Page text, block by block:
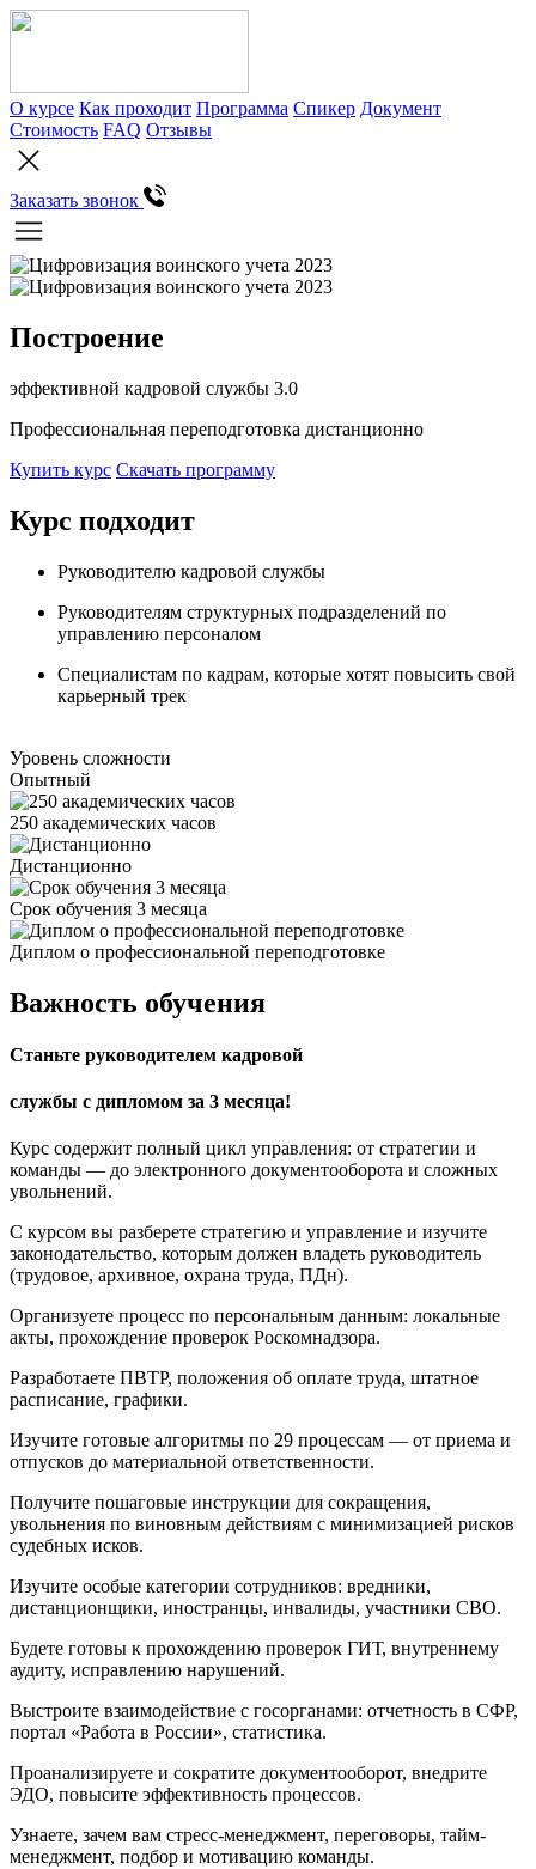
О курсе Как проходит Программа Спикер Документ
Стоимость FAQ Отзывы
Заказать звонок
Построение
эффективной кадровой службы 3.0
Профессиональная переподготовка дистанционно
Купить курс Скачать программу
Курс подходит
Руководителю кадровой службы
Руководителям структурных подразделений по
управлению персоналом
Специалистам по кадрам, которые хотят повысить свой
карьерный трек
Уровень сложности
Опытный
250 академических часов
Дистанционно
Срок обучения 3 месяца
Диплом о профессиональной переподготовке
Важность обучения
Станьте руководителем кадровой
службы с дипломом за 3 месяца!
Курс содержит полный цикл управления: от стратегии и
команды — до электронного документооборота и сложных
увольнений.
С курсом вы разберете стратегию и управление и изучите
законодательство, которым должен владеть руководитель
(трудовое, архивное, охрана труда, ПДн).
Организуете процесс по персональным данным: локальные
акты, прохождение проверок Роскомнадзора.
Разработаете ПВТР, положения об оплате труда, штатное
расписание, графики.
Изучите готовые алгоритмы по 29 процессам — от приема и
отпусков до материальной ответственности.
Получите пошаговые инструкции для сокращения,
увольнения по виновным действиям с минимизацией рисков
судебных исков.
Изучите особые категории сотрудников: вредники,
дистанционщики, иностранцы, инвалиды, участники СВО.
Будете готовы к прохождению проверок ГИТ, внутреннему
аудиту, исправлению нарушений.
Выстроите взаимодействие с госорганами: отчетность в СФР,
портал «Работа в России», статистика.
Проанализируете и сократите документооборот, внедрите
ЭДО, повысите эффективность процессов.
Узнаете, зачем вам стресс-менеджмент, переговоры, тайм-
менеджмент, подбор и мотивацию команды.